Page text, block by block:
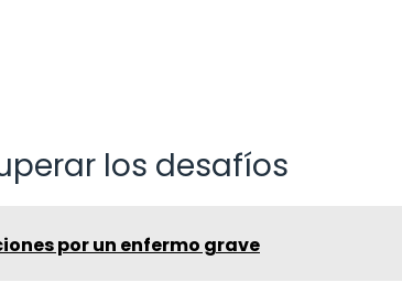
los desafíos
por un enfermo grave